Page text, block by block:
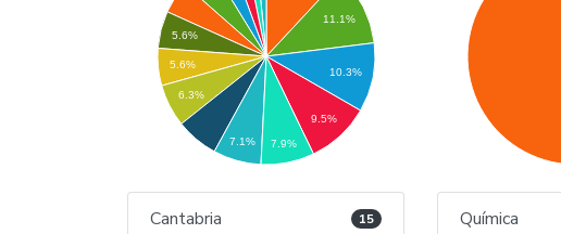
11.1%
10.3%
9.5%
5.6%
5.6%
6.3%
7.1% 7.9%
Cantabria 15 Química